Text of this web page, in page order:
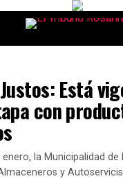
Está
con
enero, la Municipalidad de
y